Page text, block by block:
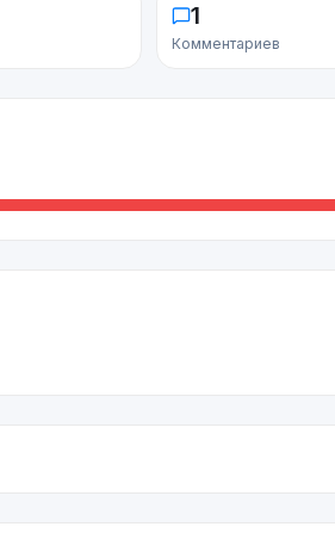
1
Комментариев